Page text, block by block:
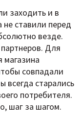
заходить и в
не ставили перед
везде.
Для
магазина
совпадали
всегда старались
потребителя.
шаг за шагом.